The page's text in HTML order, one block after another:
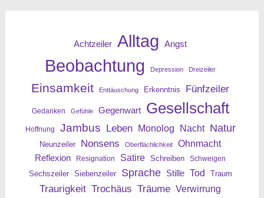
Achtzeiler Alltag Angst
Beobachtung Depression Dreizeiler
Einsamkeit Enttäuschung Erkenntnis Fünfzeiler
Gedanken Gefühle Gegenwart Gesellschaft
Hoffnung Jambus Leben Monolog Nacht Natur
Neunzeiler Nonsens Oberflächlichkeit
Ohnmacht
Reflexion
Resignation Satire Schreiben Schweigen
Sechszeiler Siebenzeiler Sprache Stille Tod Traum
Traurigkeit Trochäus Träume Verwirrung